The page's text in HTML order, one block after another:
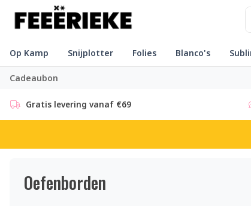
Op Kamp Snijplotter Folies Blanco's
Cadeaubon
Gratis levering vanaf €69
Oefenborden